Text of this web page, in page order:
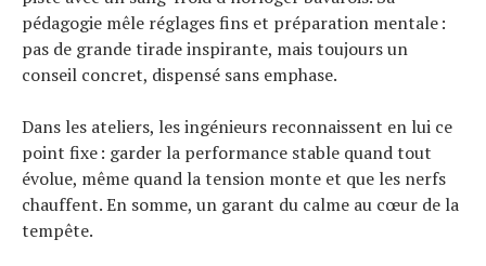
pédagogie mêle réglages fins et préparation mentale :
pas de grande tirade inspirante, mais toujours un
conseil concret, dispensé sans emphase.
Dans les ateliers, les ingénieurs reconnaissent en lui ce
point fixe : garder la performance stable quand tout
évolue, même quand la tension monte et que les nerfs
chauffent. En somme, un garant du calme au cœur de la
tempête.